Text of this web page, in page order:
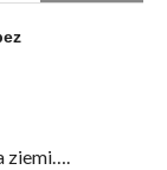
ziemi….